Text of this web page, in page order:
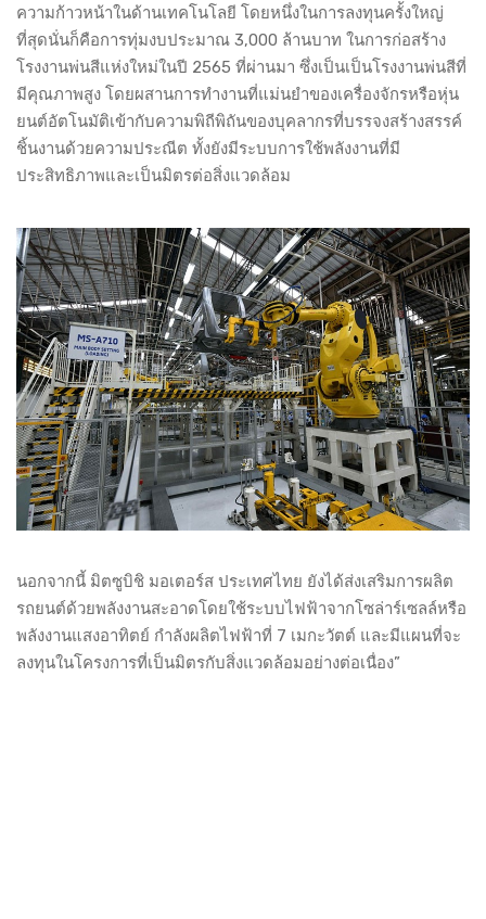
ความก้าวหน้าในด้านเทคโนโลยี โดยหนึ่งในการลงทุนครั้งใหญ่
ที่สุดนั่นก็คือการทุ่มงบประมาณ 3,000 ล้านบาท ในการก่อสร้าง
โรงงานพ่นสีแห่งใหม่ในปี 2565 ที่ผ่านมา ซึ่งเป็นเป็นโรงงานพ่นสีที่
มีคุณภาพสูง โดยผสานการทำงานที่แม่นยำของเครื่องจักรหรือหุ่น
ยนต์อัตโนมัติเข้ากับความพิถีพิถันของบุคลากรที่บรรจงสร้างสรรค์
ชิ้นงานด้วยความประณีต ทั้งยังมีระบบการใช้พลังงานที่มี
ประสิทธิภาพและเป็นมิตรต่อสิ่งแวดล้อม
นอกจากนี้ มิตซูบิชิ มอเตอร์ส ประเทศไทย ยังได้ส่งเสริมการผลิต
รถยนต์ด้วยพลังงานสะอาดโดยใช้ระบบไฟฟ้าจากโซล่าร์เซลล์หรือ
พลังงานแสงอาทิตย์ กำลังผลิตไฟฟ้าที่ 7 เมกะวัตต์ และมีแผนที่จะ
ลงทุนในโครงการที่เป็นมิตรกับสิ่งแวดล้อมอย่างต่อเนื่อง”